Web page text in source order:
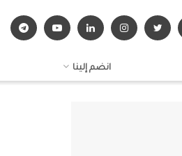
انضم إلينا